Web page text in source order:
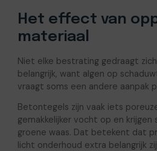
Het effect van
materiaal
Niet elke bestrating gedraagt
belangrijk, want algen op
vraagt soms een andere aanpak
Betontegels zijn vaak iets
gemakkelijker vocht op en krijgen
groene waas. Dat betekent dat
licht onderhoud extra belangrijk